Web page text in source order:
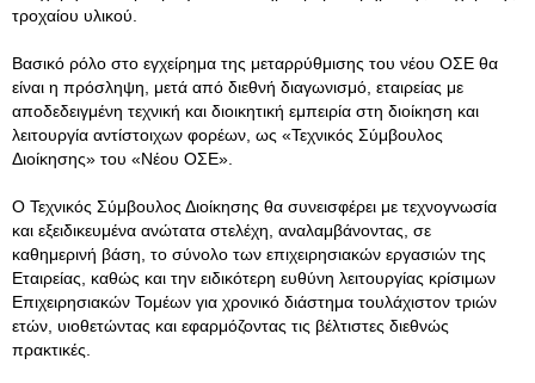
τροχαίου υλικού.
Βασικό ρόλο στο εγχείρημα της μεταρρύθμισης του νέου ΟΣΕ θα
είναι η πρόσληψη, μετά από διεθνή διαγωνισμό, εταιρείας με
αποδεδειγμένη τεχνική και διοικητική εμπειρία στη διοίκηση και
λειτουργία αντίστοιχων φορέων, ως «Τεχνικός Σύμβουλος
Διοίκησης» του «Νέου ΟΣΕ».
Ο Τεχνικός Σύμβουλος Διοίκησης θα συνεισφέρει με τεχνογνωσία
και εξειδικευμένα ανώτατα στελέχη, αναλαμβάνοντας, σε
καθημερινή βάση, το σύνολο των επιχειρησιακών εργασιών της
Εταιρείας, καθώς και την ειδικότερη ευθύνη λειτουργίας κρίσιμων
Επιχειρησιακών Τομέων για χρονικό διάστημα τουλάχιστον τριών
ετών, υιοθετώντας και εφαρμόζοντας τις βέλτιστες διεθνώς
πρακτικές.